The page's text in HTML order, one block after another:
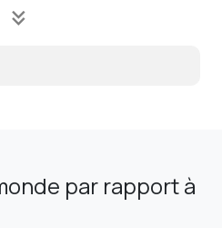
keyboard_double_arrow_down
par rapport à